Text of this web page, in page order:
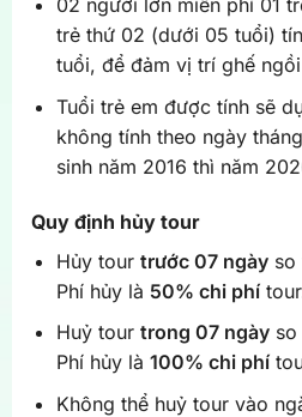
02 người lớn miễn phí 01
trẻ thứ 02 (dưới 05 tuổi)
tuổi, để đảm vị trí ghế
Tuổi trẻ em được tính sẽ
không tính theo ngày
sinh năm 2016 thì năm
Quy định hủy tour
Hủy tour trước 07 ngàyso
Phí hủy là 50% chi phí
Huỷ tour trong 07 ngàyso
Phí hủy là 100% chi phí
Không thể huỷ tour vào